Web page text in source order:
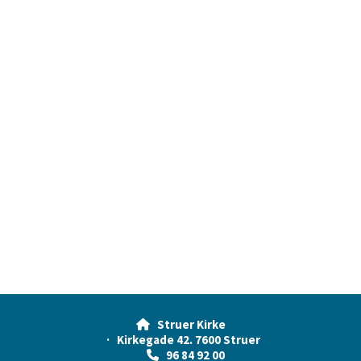
Struer Kirke
· Kirkegade 42. 7600 Struer
96 84 92 00